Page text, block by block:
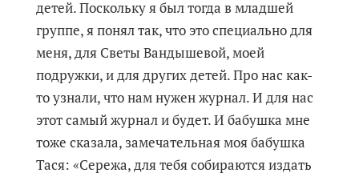
детей. Поскольку я был тогда в младшей
группе, я понял так, что это специально для
меня, для Светы Вандышевой, моей
подружки, и для других детей. Про нас как-
то узнали, что нам нужен журнал. И для нас
этот самый журнал и будет. И бабушка мне
тоже сказала, замечательная моя бабушка
Тася: «Сережа, для тебя собираются издать